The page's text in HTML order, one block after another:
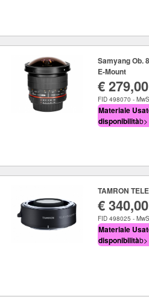
Samyang Ob.
E-Mount
€ 279,00
FID 498070 -
Materiale
disponibilitàb>
TAMRON
€ 340,00
FID 498025 -
Materiale
disponibilitàb>